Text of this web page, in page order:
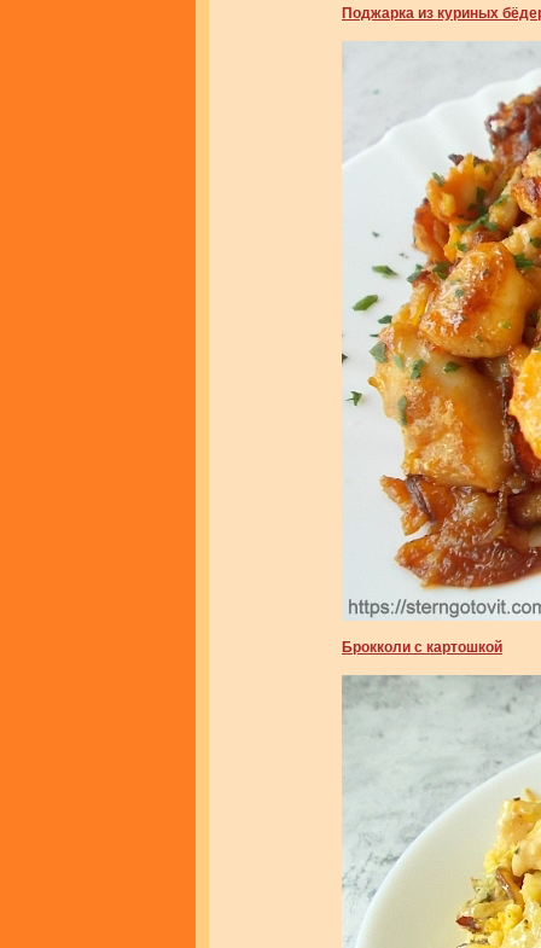
Поджарка из куриных
Брокколи с картошкой